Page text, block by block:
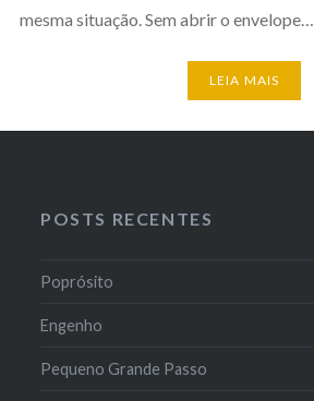
mesma situação. Sem abrir o envelope…
LEIA MAIS
POSTS RECENTES
Poprósito
Engenho
Pequeno Grande Passo